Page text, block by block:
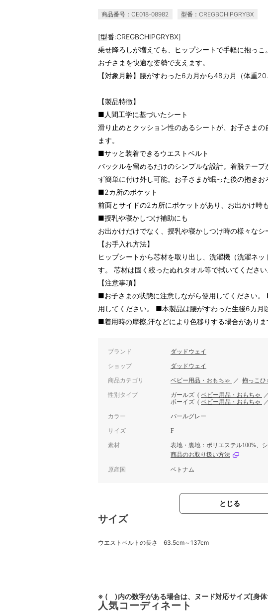
商品番号：CE018-08982 型番：CREGBCHIPGRYBX
[型番:CREGBCHIPGRYBX]
乗せ降ろしが増えても、ヒップシートで手軽に抱っ
お子さまを快適な姿勢で支えます。
【対象月齢】腰がすわった6カ月から48カ月（体重
【製品特徴】
■人間工学に基づいたシート
滑り止めとクッション性のあるシートが、お子さまの
ます。
■サッと装着できるウエストベルト
バックルを留めるだけのシンプルな設計。着脱テー
ず簡単に付け外し可能。お子さまが眠った後の抱きお
■2カ所のポケット
前面とサイドの2カ所にポケットがあり、お出かけ時も
■授乳や寝かしつけ補助にも
お出かけだけでなく、授乳や寝かしつけ時の様々なシ
【お手入れ方法】
ヒップシートから芯材を取り出し、洗濯機（洗濯ネ
す。 芯材は固く絞ったぬれタオル等で拭いてください
【注意事項】
■お子さまの状態に注意しながら使用してください
用してください。 ■本製品は腰がすわった生後6カ月
■着用時の摩擦,汗などにより色移りする場合がありま
ブランド ダッドウェイ
ショップ ダッドウェイ
商品カテゴリ ベビー用品・おもちゃ ／ 抱っこひ
性別タイプ ガールズ ( ベビー用品・おもちゃ
ボーイズ ( ベビー用品・おもちゃ
カラー パールグレー
サイズ F
素材
表地・裏地：ポリエステル100%、
商品のお取り扱い方法
原産国 ベトナム
とじる
サイズ
ウエストベルトの長さ 63.5cm～137cm
※ ( )内の数字がある場合は、ヌード対応サイズ[身体
人気コーディネート